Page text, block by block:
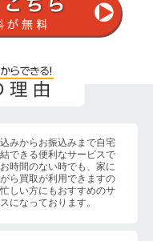
みからお振込みまで自宅
できる便利なサービスで
時間のない時でも、家に
ら買取が利用できますの
しい方にもおすすめのサ
になっております。